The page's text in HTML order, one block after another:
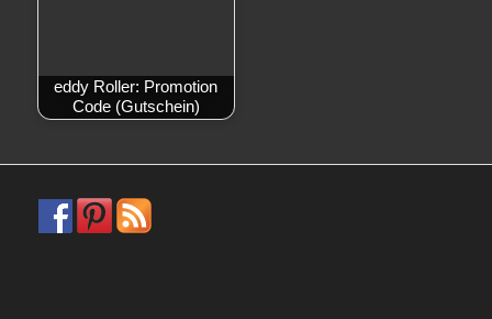
eddy Roller: Promotion
Code (Gutschein)